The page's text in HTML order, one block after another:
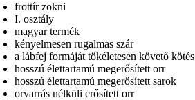
frottír zokni
I. osztály
magyar termék
kényelmesen rugalmas szár
a lábfej formáját tökéletesen követő kötés
hosszú élettartamú megerősített orr
hosszú élettartamú megerősített sarok
orvarrás nélküli erősített orr